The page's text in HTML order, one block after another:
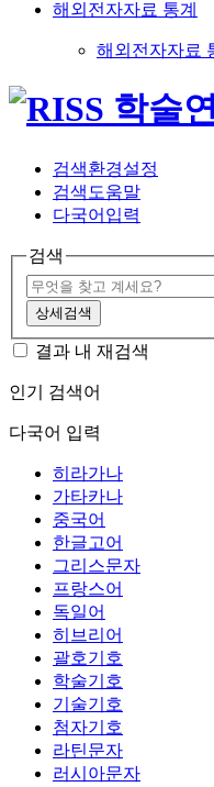
해외전자자료 통계
해외전자자료
검색환경설정
검색도움말
다국어입력
검색
상세검색
결과 내 재검색
인기 검색어
다국어 입력
히라가나
가타카나
중국어
한글고어
그리스문자
프랑스어
독일어
히브리어
괄호기호
학술기호
기술기호
첨자기호
라틴문자
러시아문자